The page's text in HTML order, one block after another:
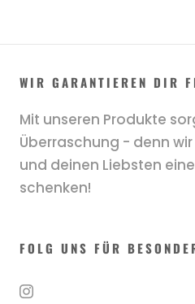
WIR GARANTIEREN DIR
Mit unseren Produkte
Überraschung - denn
und deinen Liebsten
schenken!
FOLG UNS FÜR